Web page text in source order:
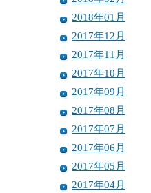
2018年01月
2017年12月
2017年11月
2017年10月
2017年09月
2017年08月
2017年07月
2017年06月
2017年05月
2017年04月